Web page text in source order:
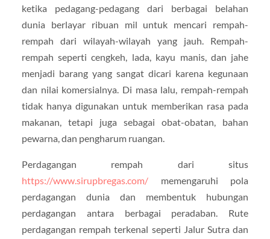
ketika pedagang-pedagang dari berbagai belahan
dunia berlayar ribuan mil untuk mencari rempah-
rempah dari wilayah-wilayah yang jauh. Rempah-
rempah seperti cengkeh, lada, kayu manis, dan jahe
menjadi barang yang sangat dicari karena kegunaan
dan nilai komersialnya. Di masa lalu, rempah-rempah
tidak hanya digunakan untuk memberikan rasa pada
makanan, tetapi juga sebagai obat-obatan, bahan
pewarna, dan pengharum ruangan.
Perdagangan rempah dari situs
https://www.sirupbregas.com/memengaruhi pola
perdagangan dunia dan membentuk hubungan
perdagangan antara berbagai peradaban. Rute
perdagangan rempah terkenal seperti Jalur Sutra dan